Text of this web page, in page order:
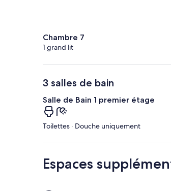
Chambre 7
1 grand lit
3 salles de bain
Salle de Bain 1 premier étage
Toilettes · Douche uniquement
Espaces